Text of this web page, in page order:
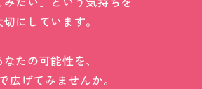
切にしています。
なたの可能性を、
広げてみませんか。